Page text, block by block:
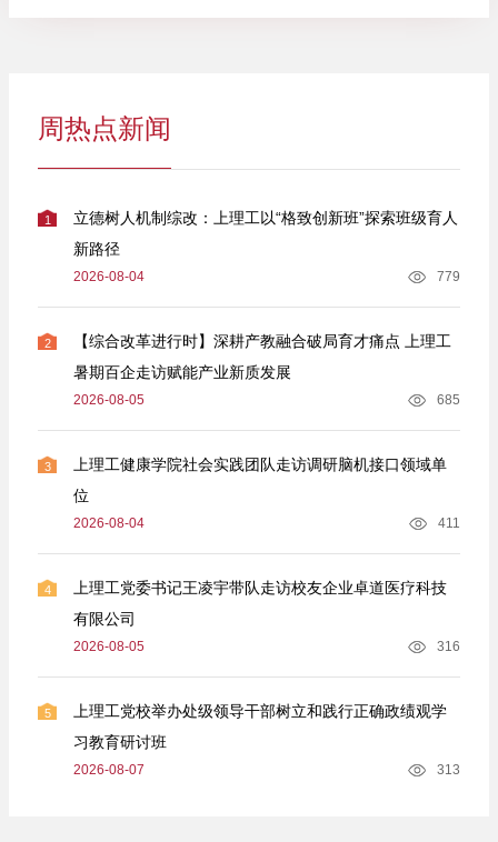
周热点新闻
1
立德树人机制综改：上理工以“格致创新班”探索班级育人
新路径
2026-08-04 779
2
【综合改革进行时】深耕产教融合破局育才痛点 上理工
暑期百企走访赋能产业新质发展
2026-08-05 685
3
上理工健康学院社会实践团队走访调研脑机接口领域单
位
2026-08-04 411
4
上理工党委书记王凌宇带队走访校友企业卓道医疗科技
有限公司
2026-08-05 316
5
上理工党校举办处级领导干部树立和践行正确政绩观学
习教育研讨班
2026-08-07 313